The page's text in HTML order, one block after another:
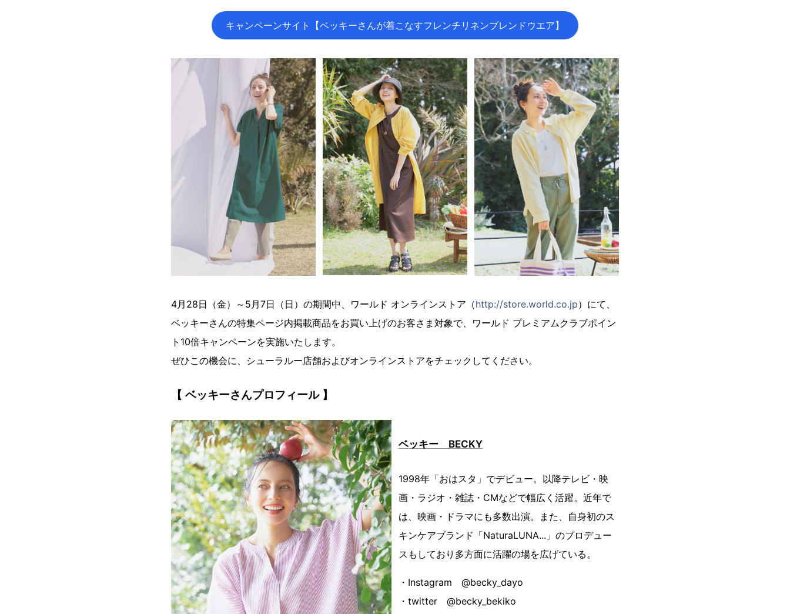
キャンペーンサイト【ベッキーさんが着こなすフレンチリネンブレンドウエア】
4月28日（金）～5月7日（日）の期間中、ワールド オンラインストア（http://store.world.co.jp）にて、
ベッキーさんの特集ページ内掲載商品をお買い上げのお客さま対象で、ワールド プレミアムクラブポイン
ト10倍キャンペーンを実施いたします。
ぜひこの機会に、シューラルー店舗およびオンラインストアをチェックしてください。
【 ベッキーさんプロフィール 】
ベッキー BECKY
1998年「おはスタ」でデビュー。以降テレビ・映
画・ラジオ・雑誌・CMなどで幅広く活躍。近年で
は、映画・ドラマにも多数出演。また、自身初のス
キンケアブランド「NaturaLUNA...」のプロデュー
スもしており多方面に活躍の場を広げている。
・Instagram @becky_dayo
・twitter @becky_bekiko